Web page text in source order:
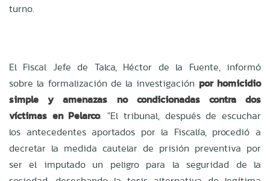
turno.
El Fiscal Jefe de Talca, Héctor de la Fuente, informó
sobre la formalización de la investigación por homicidio
simple y amenazas no condicionadas contra dos
víctimas en Pelarco. "El tribunal, después de escuchar
los antecedentes aportados por la Fiscalía, procedió a
decretar la medida cautelar de prisión preventiva por
ser el imputado un peligro para la seguridad de la